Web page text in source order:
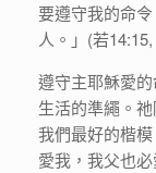
要遵守我的命
人。」(若14:15,
遵守主耶穌愛
生活的準繩。
我們最好的楷
愛我，我父也